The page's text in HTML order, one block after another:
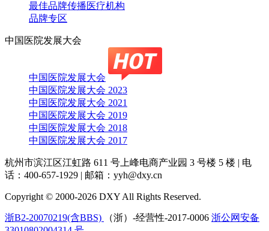
最佳品牌传播医疗机构
品牌专区
中国医院发展大会
中国医院发展大会
中国医院发展大会 2023
中国医院发展大会 2021
中国医院发展大会 2019
中国医院发展大会 2018
中国医院发展大会 2017
杭州市滨江区江虹路 611 号上峰电商产业园 3 号楼 5 楼 | 电
话：400-657-1929 | 邮箱：yyh@dxy.cn
Copyright © 2000-2026 DXY All Rights Reserved.
浙B2-20070219(含BBS) （浙）-经营性-2017-0006 浙公网安备